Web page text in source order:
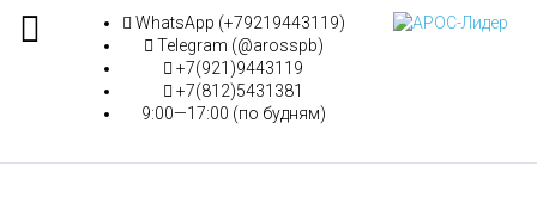
WhatsApp (+79219443119)
Telegram (@arosspb)
+7(921)9443119
+7(812)5431381
9:00—17:00 (по будням)